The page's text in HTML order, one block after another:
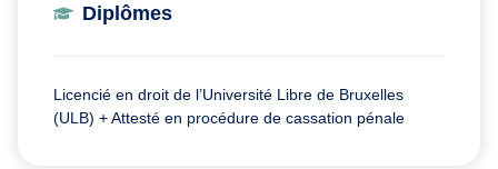
Diplômes
Licencié en droit de l’Université Libre de Bruxelles
(ULB) + Attesté en procédure de cassation pénale